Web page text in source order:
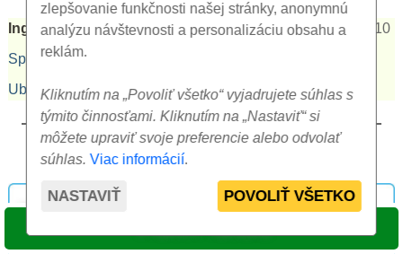
zlepšovanie funkčnosti našej stránky, anonymnú
analýzu návštevnosti a personalizáciu obsahu a
reklám.
Kliknutím na „Povoliť všetko“ vyjadrujete súhlas s
týmito činnosťami. Kliknutím na „Nastaviť“ si
môžete upraviť svoje preferencie alebo odvolať
súhlas. Viac informácií.
NASTAVIŤ POVOLIŤ VŠETKO
Ingrid T.06.04.2026 9,0 max 10
Spirit Hotel Thermal Spa *****
Ubytovanie 9,0 Stravovanie 9,0 Procedúry 9,0
+ZOBRAZ VŠETKO (11)